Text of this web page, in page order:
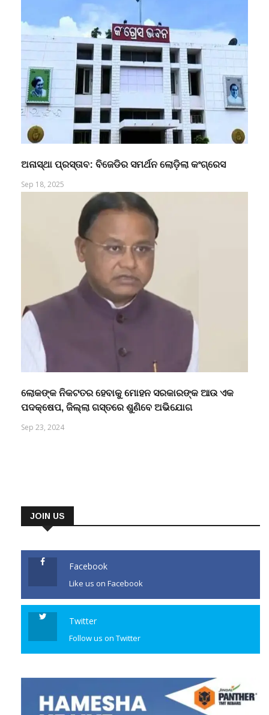
ଅନାସ୍ଥା ପ୍ରସ୍ତାବ: ବିଜେଡିର ସମର୍ଥନ ଲୋଡ଼ିଲା କଂଗ୍ରେସ
Sep 18, 2025
ଲୋକଙ୍କ ନିକଟତର ହେବାକୁ ମୋହନ ସରକାରଙ୍କ ଆଉ ଏକ
ପଦକ୍ଷେପ, ଜିଲ୍ଲା ଗସ୍ତରେ ଶୁଣିବେ ଅଭିଯୋଗ
Sep 23, 2024
JOIN US
Facebook
Like us on Facebook
Twitter
Follow us on Twitter